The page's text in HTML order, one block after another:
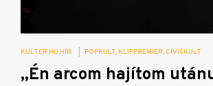
KULTER.HU HÍR POPKULT KLIPPREMIER CÍVISKULT
„Én arcom hajítom